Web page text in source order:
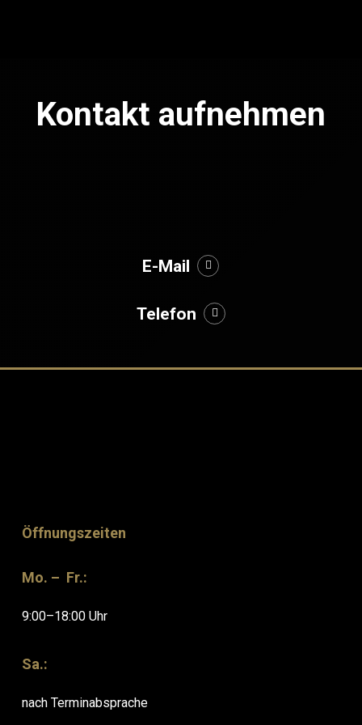
Kontakt aufnehmen
E-Mail
Telefon
Öffnungszeiten
Mo. – Fr.:
9:00–18:00 Uhr
Sa.:
nach Terminabsprache